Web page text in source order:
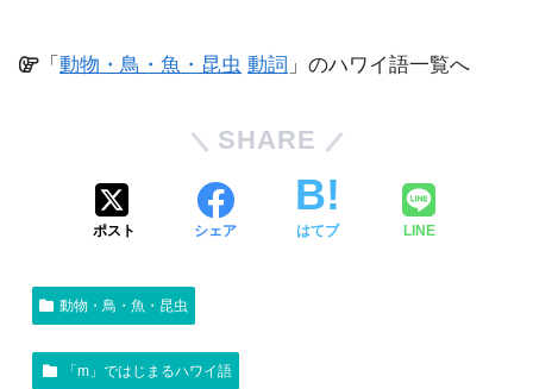
「 動物・鳥・魚・昆虫 動詞 」のハワイ語一覧へ
SHARE
ポスト シェア はてブ LINE
動物・鳥・魚・昆虫
「m」ではじまるハワイ語